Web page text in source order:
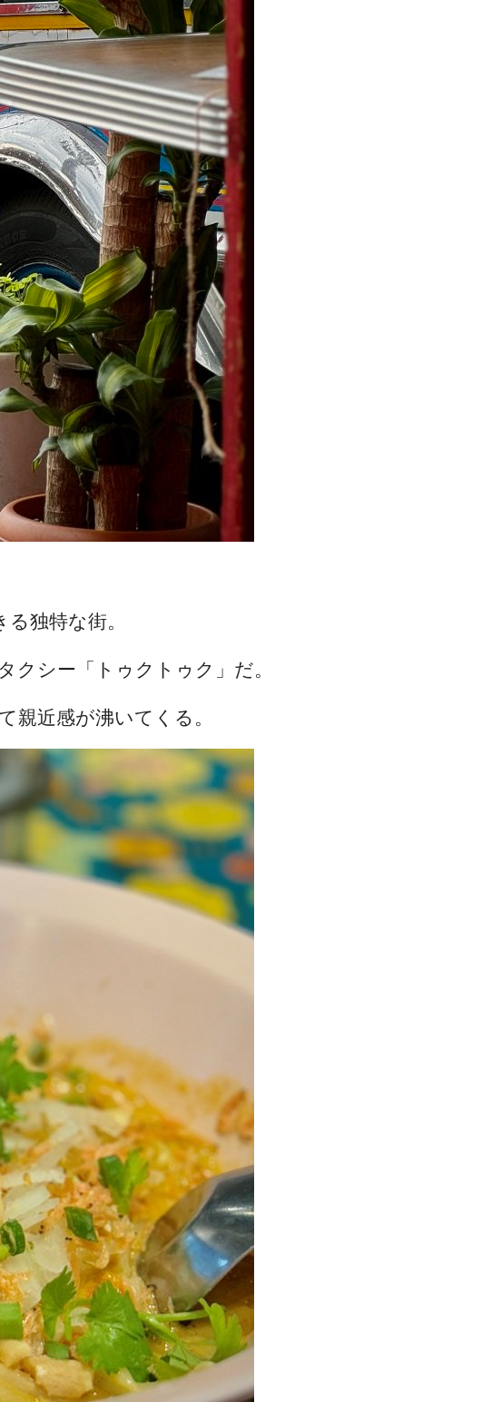
独特な街。
シー「トゥクトゥク」だ。
親近感が沸いてくる。